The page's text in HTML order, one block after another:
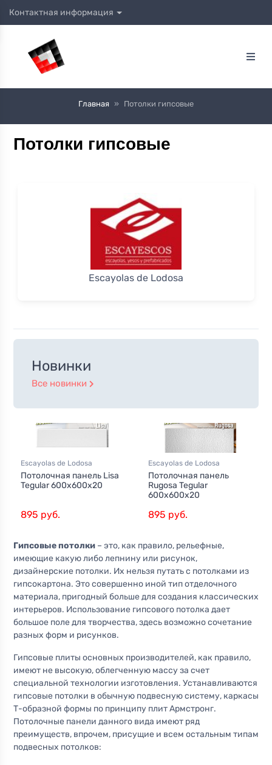
Контактная информация
Главная » Потолки гипсовые
Потолки гипсовые
Escayolas de Lodosa
Новинки
Все новинки
Escayolas de Lodosa
Потолочная панель Lisa
Tegular 600x600x20
895 руб.
Escayolas de Lodosa
Потолочная панель
Rugosa Tegular
600x600x20
895 руб.
Гипсовые потолки – это, как правило, рельефные,
имеющие какую либо лепнину или рисунок,
дизайнерские потолки. Их нельзя путать с потолками из
гипсокартона. Это совершенно иной тип отделочного
материала, пригодный больше для создания классических
интерьеров. Использование гипсового потолка дает
большое поле для творчества, здесь возможно сочетание
разных форм и рисунков.
Гипсовые плиты основных производителей, как правило,
имеют не высокую, облегченную массу за счет
специальной технологии изготовления. Устанавливаются
гипсовые потолки в обычную подвесную систему, каркасы
Т-образной формы по принципу плит Армстронг.
Потолочные панели данного вида имеют ряд
преимуществ, впрочем, присущие и всем остальным типам
подвесных потолков: